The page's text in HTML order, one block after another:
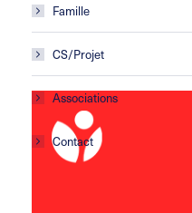
Famille
CS/Projet
Associations
Contact